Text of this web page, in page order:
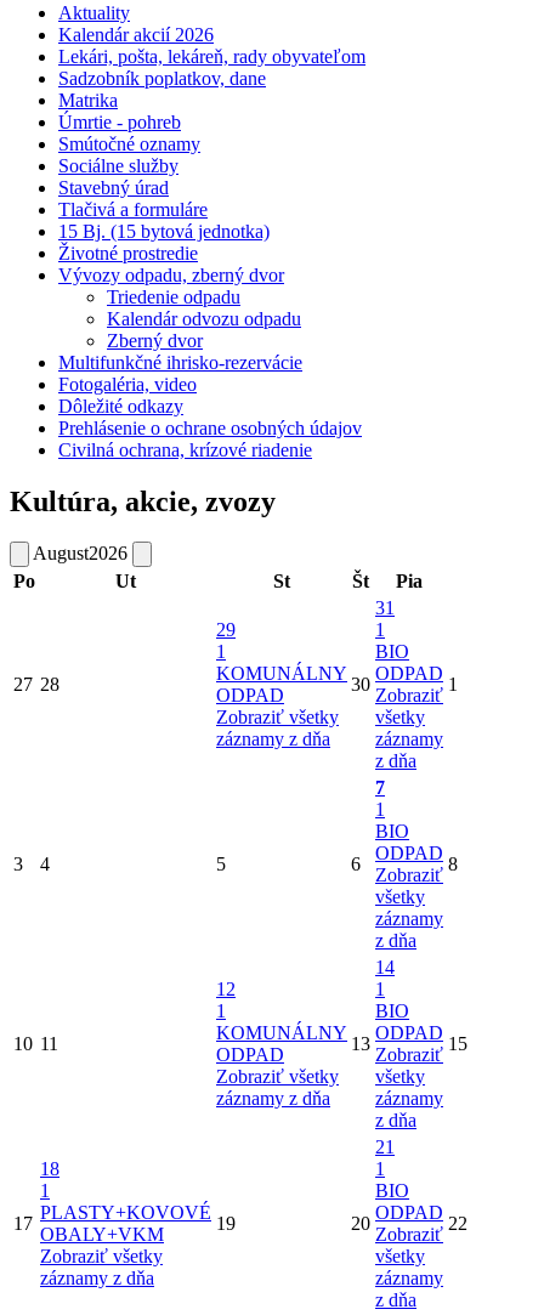
Aktuality
Kalendár akcií 2026
Lekári, pošta, lekáreň, rady obyvateľom
Sadzobník poplatkov, dane
Matrika
Úmrtie - pohreb
Smútočné oznamy
Sociálne služby
Stavebný úrad
Tlačivá a formuláre
15 Bj. (15 bytová jednotka)
Životné prostredie
Vývozy odpadu, zberný dvor
Triedenie odpadu
Kalendár odvozu odpadu
Zberný dvor
Multifunkčné ihrisko-rezervácie
Fotogaléria, video
Dôležité odkazy
Prehlásenie o ochrane osobných údajov
Civilná ochrana, krízové riadenie
Kultúra, akcie, zvozy
August2026
Po
Ut St Št Pia
27 28
29
1
KOMUNÁLNY
ODPAD
Zobraziť všetky
záznamy z dňa
30
31
1
BIO
ODPAD
Zobraziť
všetky
záznamy
z dňa
1
3 4 5 6
7
1
BIO
ODPAD
Zobraziť
všetky
záznamy
z dňa
8
10 11
12
1
KOMUNÁLNY
ODPAD
Zobraziť všetky
záznamy z dňa
13
14
1
BIO
ODPAD
Zobraziť
všetky
záznamy
z dňa
15
17
18
1
PLASTY+KOVOVÉ
OBALY+VKM
Zobraziť všetky
záznamy z dňa
19 20
21
1
BIO
ODPAD
Zobraziť
všetky
záznamy
z dňa
22